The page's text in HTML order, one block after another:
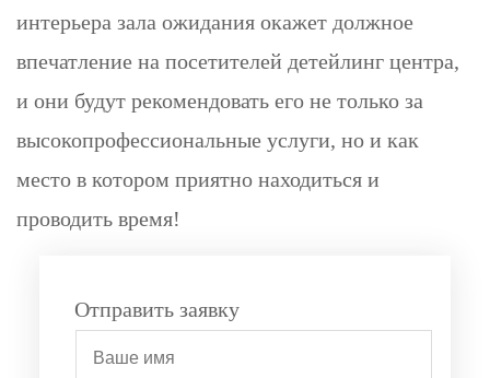
интерьера зала ожидания окажет должное
впечатление на посетителей детейлинг центра,
и они будут рекомендовать его не только за
высокопрофессиональные услуги, но и как
место в котором приятно находиться и
проводить время!
Отправить заявку